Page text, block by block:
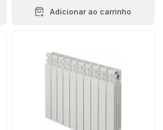
Adicionar ao carrinho